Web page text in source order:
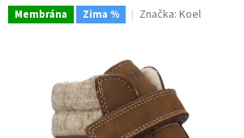
Membrána Zima % Značka: Koel